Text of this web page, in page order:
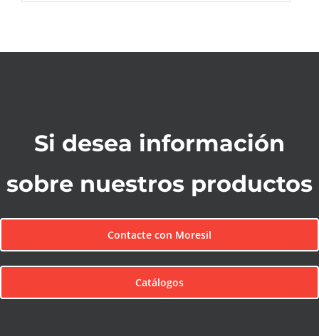
Si desea información
sobre nuestros productos
Contacte con Moresil
Catálogos